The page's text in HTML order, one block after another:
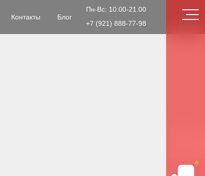
Контакты
+7 (921) 888-77-98
Пн-Вс: 10.00-21.00
Блог